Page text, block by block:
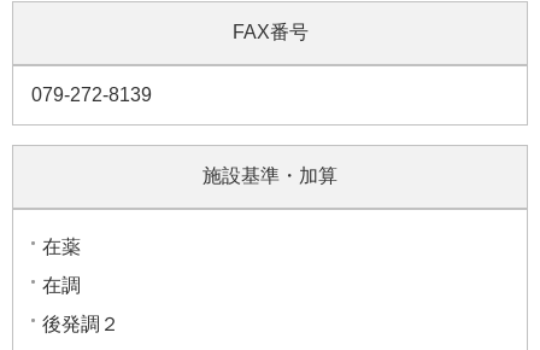
FAX番号
079-272-8139
施設基準・加算
在薬
在調
後発調２